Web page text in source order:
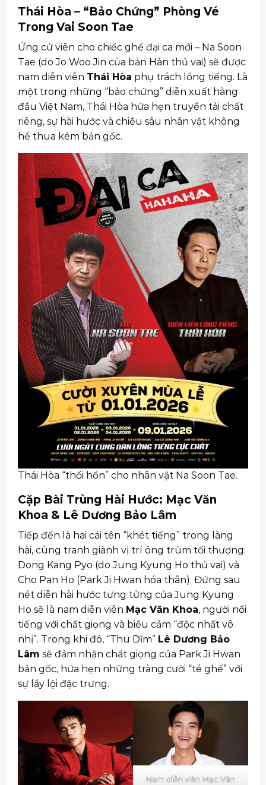
Thái Hòa – “Bảo Chứng” Phòng Vé
Trong Vai Soon Tae
Ứng cử viên cho chiếc ghế đại ca mới – Na Soon
Tae (do Jo Woo Jin của bản Hàn thủ vai) sẽ được
nam diễn viên Thái Hòa phụ trách lồng tiếng. Là
một trong những “bảo chứng” diễn xuất hàng
đầu Việt Nam, Thái Hòa hứa hẹn truyền tải chất
riêng, sự hài hước và chiều sâu nhân vật không
hề thua kém bản gốc.
Thái Hòa “thổi hồn” cho nhân vật Na Soon Tae.
Cặp Bài Trùng Hài Hước: Mạc Văn
Khoa & Lê Dương Bảo Lâm
Tiếp đến là hai cái tên “khét tiếng” trong làng
hài, cùng tranh giành vị trí ông trùm tối thượng:
Dong Kang Pyo (do Jung Kyung Ho thủ vai) và
Cho Pan Ho (Park Ji Hwan hóa thân). Đứng sau
nét diễn hài hước tưng tửng của Jung Kyung
Ho sẽ là nam diễn viên Mạc Văn Khoa, người nổi
tiếng với chất giọng và biểu cảm “độc nhất vô
nhị”. Trong khi đó, “Thu Dĩm” Lê Dương Bảo
Lâm sẽ đảm nhận chất giọng của Park Ji Hwan
bản gốc, hứa hẹn những tràng cười “té ghế” với
sự lầy lội đặc trưng.
Nam diễn viên Mạc Văn